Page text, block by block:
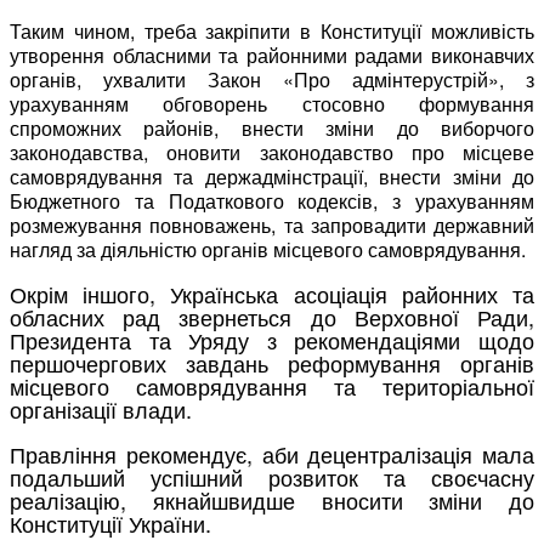
Таким чином, треба закріпити в Конституції можливість
утворення обласними та районними радами виконавчих
органів, ухвалити Закон «Про адмінтерустрій», з
урахуванням обговорень стосовно формування
спроможних районів, внести зміни до виборчого
законодавства, оновити законодавство про місцеве
самоврядування та держадмінстрації, внести зміни до
Бюджетного та Податкового кодексів, з урахуванням
розмежування повноважень, та запровадити державний
нагляд за діяльністю органів місцевого самоврядування.
Окрім іншого, Українська асоціація районних та
обласних рад звернеться до Верховної Ради,
Президента та Уряду з рекомендаціями щодо
першочергових завдань реформування органів
місцевого самоврядування та територіальної
організації влади.
Правління рекомендує, аби децентралізація мала
подальший успішний розвиток та своєчасну
реалізацію, якнайшвидше вносити зміни до
Конституції України.